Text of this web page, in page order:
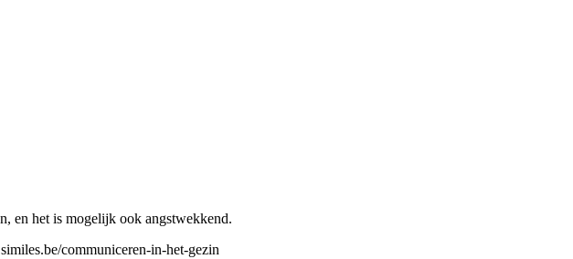
en het is mogelijk ook angstwekkend.
communiceren-in-het-gezin